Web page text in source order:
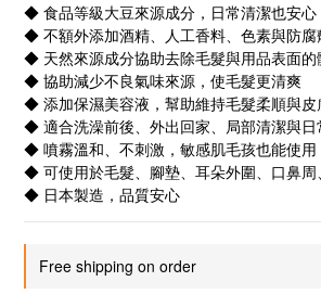
◆ 食品等級大豆來源成分，日常清潔也安心
◆ 不額外添加酒精、人工香料、色素與防腐
◆ 天然來源成分協助去除毛髮與用品表面的
◆ 協助減少不良氣味來源，使毛髮更清爽
◆ 添加保濕美容液，幫助維持毛髮柔順與皮
◆ 適合洗澡前後、外出回家、局部清潔與日
◆ 噴霧溫和、不刺激，敏感肌毛孩也能使用
◆ 可使用於毛髮、腳墊、耳朵外圍、口鼻周
◆ 日本製造，品質安心
Free shipping on order